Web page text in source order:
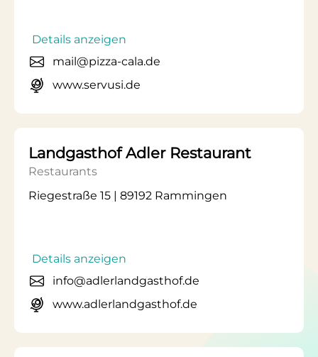
Details anzeigen
mail@pizza-cala.de
www.servusi.de
Landgasthof Adler Restaurant
Restaurants
Riegestraße 15 | 89192 Rammingen
Details anzeigen
info@adlerlandgasthof.de
www.adlerlandgasthof.de